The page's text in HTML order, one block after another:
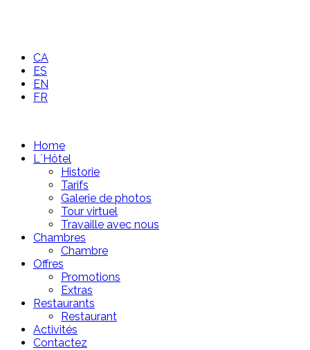
CA
ES
EN
FR
Home
L´Hôtel
Historie
Tarifs
Galerie de photos
Tour virtuel
Travaille avec nous
Chambres
Chambre
Offres
Promotions
Extras
Restaurants
Restaurant
Activités
Contactez